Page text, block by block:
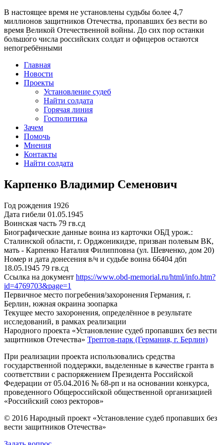
В настоящее время не установлены судьбы более 4,7
миллионов защитников Отечества, пропавших без вести во
время Великой Отечественной войны. До сих пор останки
большо́го числа российских солдат и офицеров остаются
непогребёнными
Главная
Новости
Проекты
Установление судеб
Найти солдата
Горячая линия
Госполитика
Зачем
Помочь
Мнения
Контакты
Найти солдата
Карпенко Владимир Семенович
Год рождения 1926
Дата гибели 01.05.1945
Воинская часть 79 гв.сд
Биографические данные воина из карточки ОБД урож.:
Сталинской области, г. Орджоникидзе, призван полевым ВК,
мать - Карпенко Наталия Филипповна (ул. Шевченко, дом 20)
Номер и дата донесения в/ч и судьбе воина 66404 дбп
18.05.1945 79 гв.сд
Ссылка на документ https://www.obd-memorial.ru/html/info.htm?
id=4769703&page=1
Первичное место погребения/захоронения Германия, г.
Берлин, южная окраина зоопарка
Текущее место захоронения, определённое в результате
исследований, в рамках реализации
Народного проекта «Установление судеб пропавших без вести
защитников Отечества» Трептов-парк (Германия, г. Берлин)
При реализации проекта использовались средства
государственной поддержки, выделенные в качестве гранта в
соответствии с распоряжением Президента Российской
Федерации от 05.04.2016 № 68-рп и на основании конкурса,
проведенного Общероссийской общественной организацией
«Российский союз ректоров»
© 2016 Народный проект «Установление судеб пропавших без
вести защитников Отечества»